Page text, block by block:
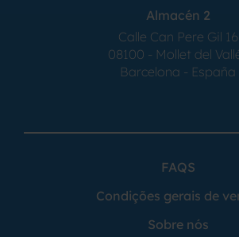
Almacén 2
Calle Can Pere Gil 16
08100 - Mollet del
Barcelona - España
FAQS
Condições gerais de
Sobre nós